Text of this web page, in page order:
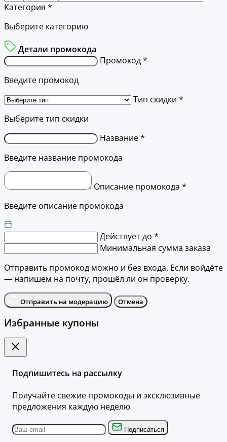
Категория *
Выберите категорию
Детали промокода
Промокод *
Введите промокод
Тип скидки *
Выберите тип скидки
Название *
Введите название промокода
Описание промокода *
Введите описание промокода
Действует до *
Минимальная сумма заказа
Отправить промокод можно и без входа. Если войдёте
— напишем на почту, прошёл ли он проверку.
Отправить на модерацию Отмена
Избранные купоны
Подпишитесь на рассылку
Получайте свежие промокоды и эксклюзивные
предложения каждую неделю
Подписаться